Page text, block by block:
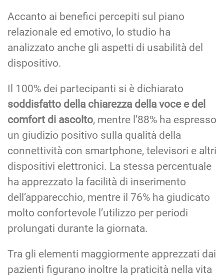
Accanto ai benefici percepiti sul piano
relazionale ed emotivo, lo studio ha
analizzato anche gli aspetti di usabilità del
dispositivo.
Il 100% dei partecipanti si è dichiarato
soddisfatto della chiarezza della voce e del
comfort di ascolto, mentre l’88% ha espresso
un giudizio positivo sulla qualità della
connettività con smartphone, televisori e altri
dispositivi elettronici. La stessa percentuale
ha apprezzato la facilità di inserimento
dell’apparecchio, mentre il 76% ha giudicato
molto confortevole l’utilizzo per periodi
prolungati durante la giornata.
Tra gli elementi maggiormente apprezzati dai
pazienti figurano inoltre la praticità nella vita